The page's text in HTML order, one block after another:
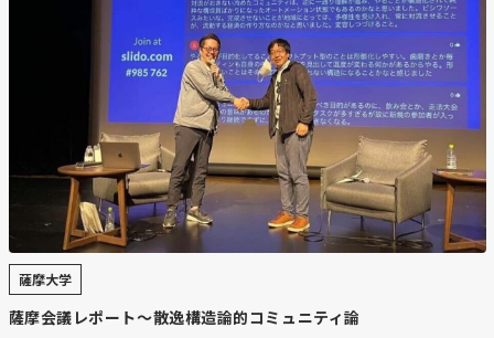
薩摩大学
薩摩会議レポート〜散逸構造論的コミュニティ論